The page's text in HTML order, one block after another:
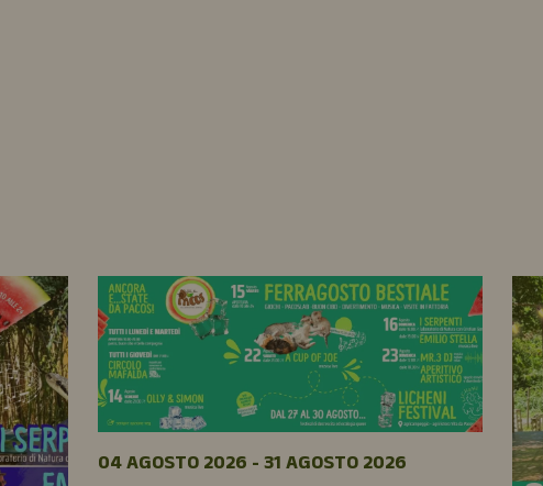
04 AGOSTO 2026 - 31 AGOSTO 2026